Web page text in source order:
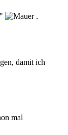
.
damit ich
mal